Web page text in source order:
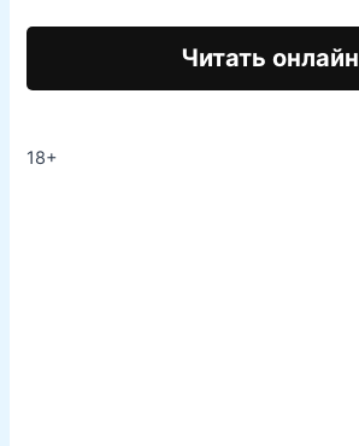
Читать онлайн
18+